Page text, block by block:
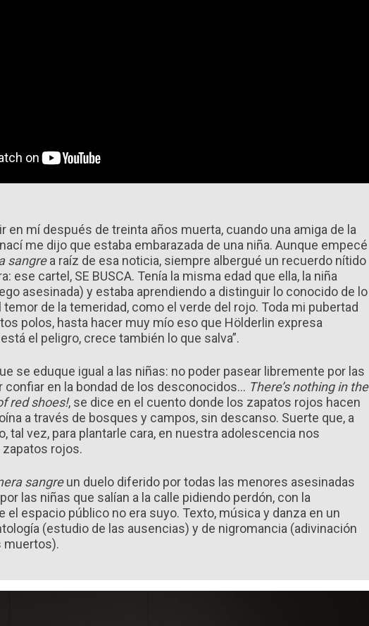
en mí después de treinta años muerta, cuando una amiga de la
me dijo que estaba embarazada de una niña. Aunque empecé
sangrea raíz de esa noticia, siempre albergué un recuerdo nítido
ese cartel, SE BUSCA. Tenía la misma edad que ella, la niña
asesinada) y estaba aprendiendo a distinguir lo conocido de lo
de la temeridad, como el verde del rojo. Toda mi pubertad
polos, hasta hacer muy mío eso que Hölderlin expresa
el peligro, crece también lo que salva”.
se eduque igual a las niñas: no poder pasear libremente por las
confiar en la bondad de los desconocidos… There’s nothing in the
red shoes!, se dice en el cuento donde los zapatos rojos hacen
a través de bosques y campos, sin descanso. Suerte que, a
tal vez, para plantarle cara, en nuestra adolescencia nos
rojos.
sangreun duelo diferido por todas las menores asesinadas
las niñas que salían a la calle pidiendo perdón, con la
el espacio público no era suyo. Texto, música y danza en un
(estudio de las ausencias) y de nigromancia (adivinación
muertos).